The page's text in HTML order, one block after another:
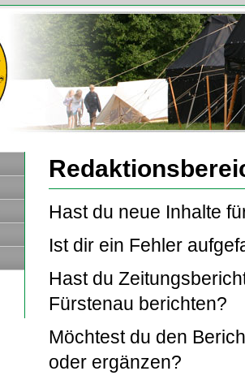
Hast du neue Inhalte
Ist dir ein Fehler
Hast du
Fürstenau berichten?
Möchtest du den
oder ergänzen?